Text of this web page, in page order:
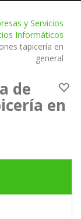
y Servicios
Informáticos
tapicería en
general
de
en